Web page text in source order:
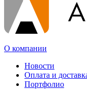
О компании
Новости
Оплата и
Портфолио